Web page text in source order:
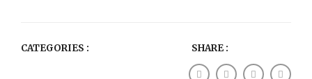
CATEGORIES : SHARE :